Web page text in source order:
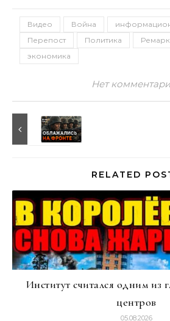
Видео Война
Перепост
Политика
экономика
Нет
RELATED
Институт считался одним из
центров
05.08.2026